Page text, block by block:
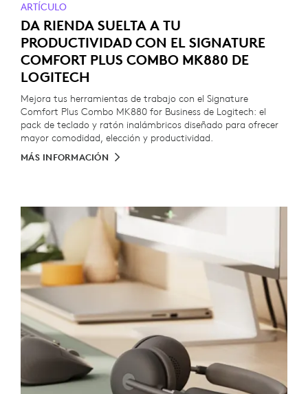
ARTÍCULO
DA RIENDA SUELTA A TU
PRODUCTIVIDAD CON EL SIGNATURE
COMFORT PLUS COMBO MK880 DE
LOGITECH
Mejora tus herramientas de trabajo con el Signature
Comfort Plus Combo MK880 for Business de Logitech: el
pack de teclado y ratón inalámbricos diseñado para ofrecer
mayor comodidad, elección y productividad.
MÁS INFORMACIÓN